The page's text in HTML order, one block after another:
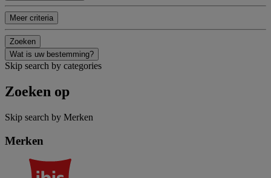
Meer criteria
Zoeken
Wat is uw bestemming?
Skip search by categories
Zoeken op
Skip search by Merken
Merken